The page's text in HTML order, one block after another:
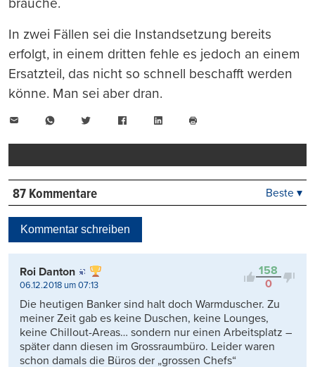
In zwei Fällen sei die Instandsetzung bereits
erfolgt, in einem dritten fehle es jedoch an einem
Ersatzteil, das nicht so schnell beschafft werden
könne. Man sei aber dran.
WhatsAppTwitter FacebookLinkedIn
drucken
87 Kommentare
Kontrovers
Beste ▾
Kommentar schreiben
158
0
Roi Danton
06.12.2018 um 07:13
Die heutigen Banker sind halt doch Warmduscher. Zu
meiner Zeit gab es keine Duschen, keine Lounges,
keine Chillout-Areas… sondern nur einen Arbeitsplatz –
später dann diesen im Grossraumbüro. Leider waren
schon damals die Büros der „grossen Chefs“